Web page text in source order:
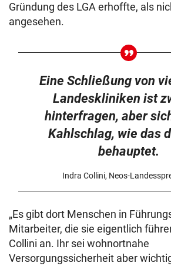
Gründung des LGA erhoffte, als
angesehen.
Eine Schließung von
Landeskliniken ist
hinterfragen, aber
Kahlschlag, wie das
behauptet.
Indra Collini, Neos-
„Es gibt dort Menschen in
Mitarbeiter, die sie eigentlich
Collini an. Ihr sei wohnortnahe
Versorgungssicherheit aber